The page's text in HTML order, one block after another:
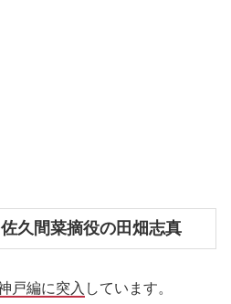
久間菜摘役の田畑志真
戸編に突入 しています。